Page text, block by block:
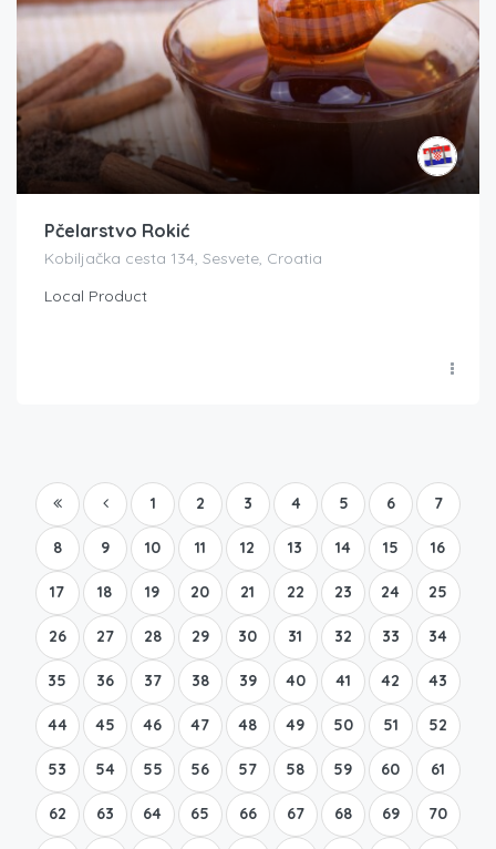
Pčelarstvo Rokić
Kobiljačka cesta 134, Sesvete, Croatia
Local Product
1 2 3 4 5 6 7
8 9 10 11 12 13 14 15 16
17 18 19 20 21 22 23 24 25
26 27 28 29 30 31 32 33 34
35 36 37 38 39 40 41 42 43
44 45 46 47 48 49 50 51 52
53 54 55 56 57 58 59 60 61
62 63 64 65 66 67 68 69 70